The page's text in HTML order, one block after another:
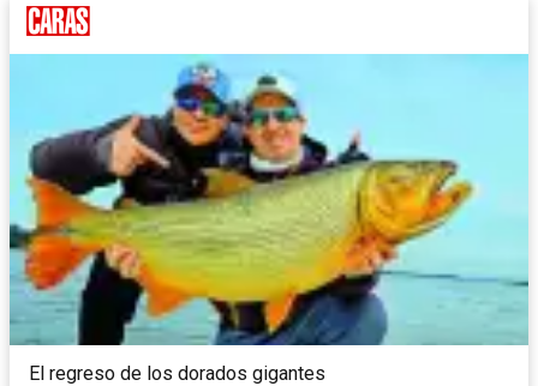
El regreso de los dorados gigantes